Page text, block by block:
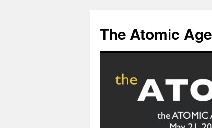
content
The Atomic Age